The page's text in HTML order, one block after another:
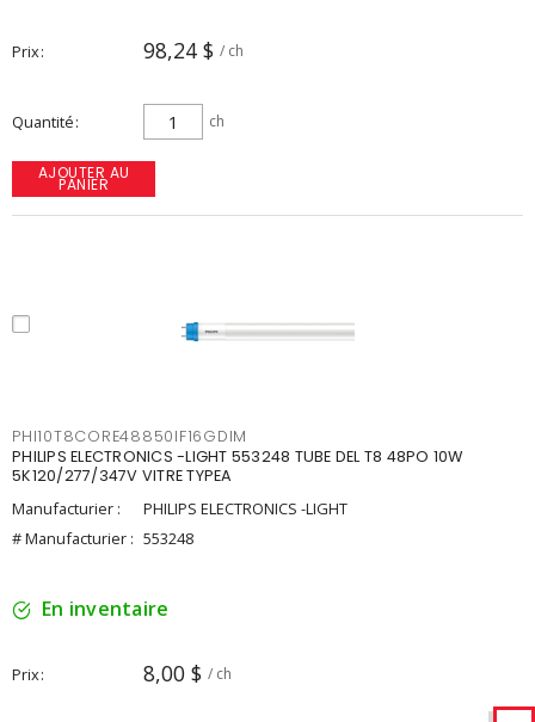
Prix 98,24 $ / ch
Quantité ch
AJOUTER AU
PANIER
PHI10T8CORE48850IF16GDIM
PHILIPS ELECTRONICS -LIGHT 553248 TUBE DEL T8 48PO 10W
5K120/277/347V VITRE TYPEA
Manufacturier :
PHILIPS ELECTRONICS -LIGHT
# Manufacturier : 553248
En inventaire
Prix 8,00 $ / ch